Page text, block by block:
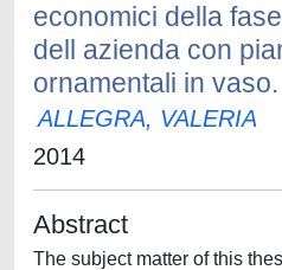
economici della
dell azienda con
ornamentali in vaso.
ALLEGRA, VALERIA
2014
Abstract
The subject matter of this